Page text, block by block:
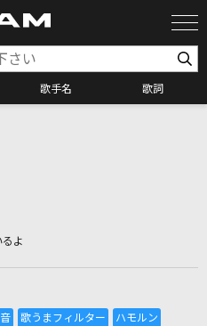
歌手名 歌詞
れき
よ